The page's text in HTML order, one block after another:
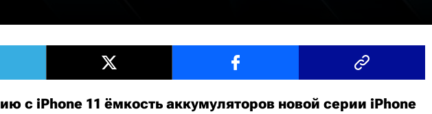
с iPhone 11 ёмкость аккумуляторов новой серии iPhone